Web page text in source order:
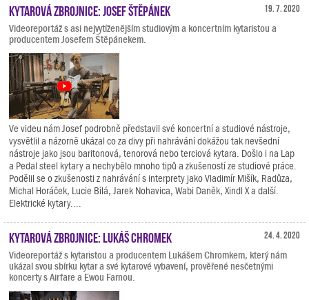
19. 7. 2020
Kytarová zbrojnice: Josef Štěpánek
Videoreportáž s asi nejvytíženějším studiovým a koncertním kytaristou a
producentem Josefem Štěpánekem.
Ve videu nám Josef podrobně představil své koncertní a studiové nástroje,
vysvětlil a názorně ukázal co za divy při nahrávání dokážou tak nevšední
nástroje jako jsou baritonová, tenorová nebo terciová kytara. Došlo i na Lap
a Pedal steel kytary a nechybělo mnoho tipů a zkušeností ze studiové práce.
Podělil se o zkušenosti z nahrávání s interprety jako Vladimír Mišík, Radůza,
Michal Horáček, Lucie Bílá, Jarek Nohavica, Wabi Daněk, Xindl X a další.
Elektrické kytary....
24. 4. 2020
Kytarová zbrojnice: Lukáš Chromek
Videoreportáž s kytaristou a producentem Lukášem Chromkem, který nám
ukázal svou sbírku kytar a své kytarové vybavení, prověřené nesčetnými
koncerty s Airfare a Ewou Farnou.